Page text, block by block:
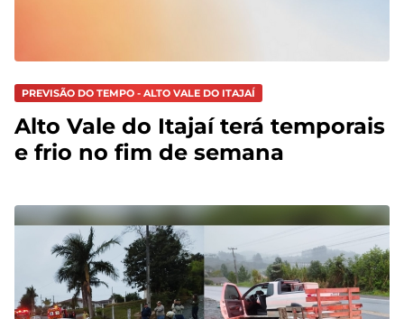
PREVISÃO DO TEMPO - ALTO VALE DO ITAJAÍ
Alto Vale do Itajaí terá temporais
e frio no fim de semana